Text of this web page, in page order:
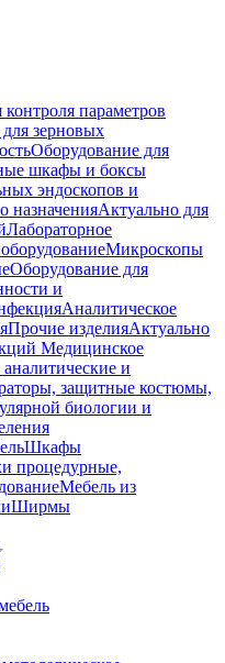
параметров
зерновых
Оборудование для
шкафы и боксы
эндоскопов и
назначенияАктуально для
Лабораторное
Микроскопы
Оборудование для
и
Аналитическое
Прочие изделияАктуально
Медицинское
и
защитные костюмы,
биологии и
Шкафы
процедурные,
Мебель из
Ширмы